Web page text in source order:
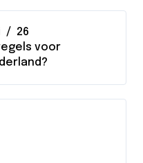
26
voor